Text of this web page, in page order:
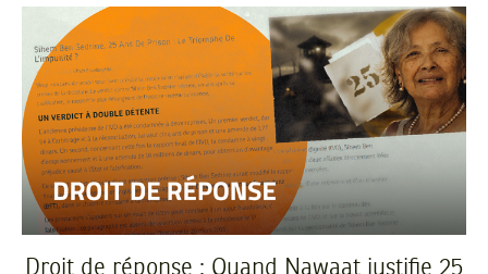
Droit de réponse : Quand Nawaat justifie 25